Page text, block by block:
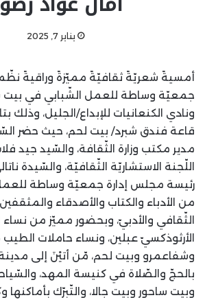
يناير 7, 2025
أمسيةً شعريّةً ثقافيّةً مميّزةً وراقيةً
جمعيّة وساطة للعمل الشّبابي في بيت
قاعة فندق شبرد/ بيت لحم، حيث حضر
مدير مكتب وزارة الثّقافة، والسّيد جيد
اللّجنة الاستشاريّة الثّقافيّة، والسّيدة
رئيسة مجلس إدارة جمعيّة وساطة
من الأدباء والكتاب والأصدقاء
الثّقافي والأدبيّ، وبحضور مميّز من نساء
الأرثوذكسيّ عبلين، ونساء حاملات
وشفاعمرو وبيت لحم، مّن أتيْنَ إلى
بالحجّ والصّلاة في كنيسة المهد،
وبيت ساحور وبيت جالا، والتّبرّك